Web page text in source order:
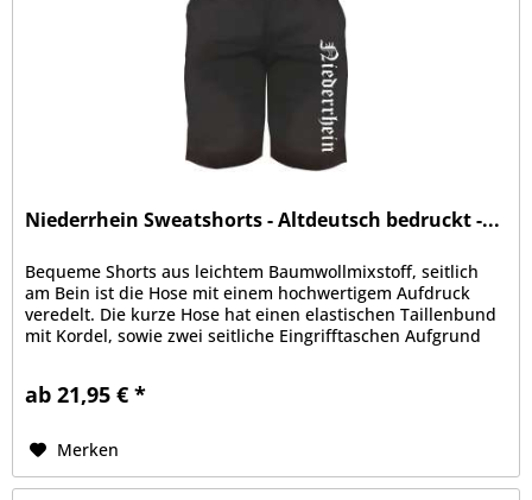
Niederrhein Sweatshorts - Altdeutsch bedruckt -...
Bequeme Shorts aus leichtem Baumwollmixstoff, seitlich
am Bein ist die Hose mit einem hochwertigem Aufdruck
veredelt. Die kurze Hose hat einen elastischen Taillenbund
mit Kordel, sowie zwei seitliche Eingrifftaschen Aufgrund
ab 21,95 € *
Merken